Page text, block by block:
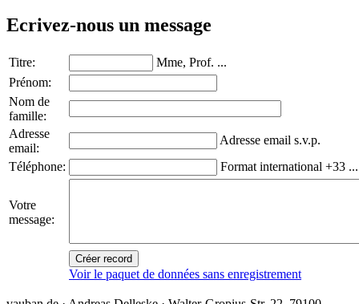
Ecrivez-nous un message
Titre:
Mme, Prof. ...
Prénom:
Nom de
famille:
Adresse
email:
Adresse email s.v.p.
Téléphone:
Format international +33 ...
Votre
message:
Créer record
Voir le paquet de données sans enregistrement